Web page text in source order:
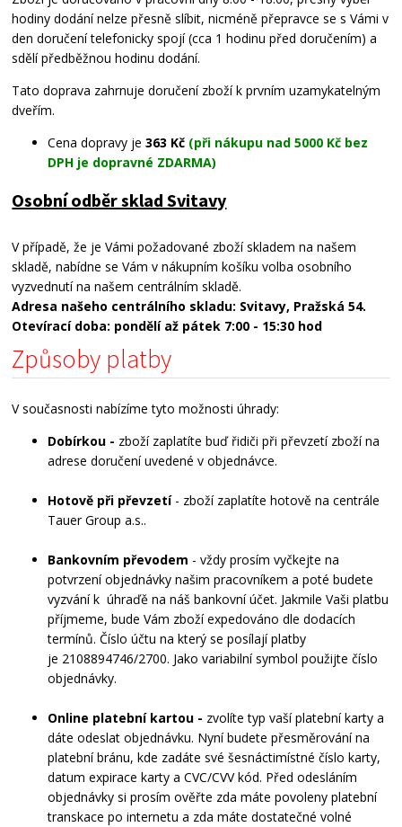
hodiny dodání nelze přesně slíbit, nicméně přepravce se s Vámi v
den doručení telefonicky spojí (cca 1 hodinu před doručením) a
sdělí předběžnou hodinu dodání.
Tato doprava zahrnuje doručení zboží k prvním uzamykatelným
dveřím.
Cena dopravy je363 Kč (při nákupu nad 5000 Kč bez
DPH je dopravné ZDARMA)
Osobní odběr sklad Svitavy
V případě, že je Vámi požadované zboží skladem na našem
skladě, nabídne se Vám v nákupním košíku volba osobního
vyzvednutí na našem centrálním skladě.
Adresa našeho centrálního skladu: Svitavy, Pražská 54.
Otevírací doba: pondělí až pátek 7:00 - 15:30 hod
Způsoby platby
V současnosti nabízíme tyto možnosti úhrady:
Dobírkou - zboží zaplatíte buď řidiči při převzetí zboží na
adrese doručení uvedené v objednávce.
Hotově při převzetí - zboží zaplatíte hotově na centrále
Tauer Group a.s..
Bankovním převodem - vždy prosím vyčkejte na
potvrzení objednávky našim pracovníkem a poté budete
vyzvání k úhraďě na náš bankovní účet. Jakmile Vaši platbu
příjmeme, bude Vám zboží expedováno dle dodacích
termínů. Číslo účtu na který se posílají platby
je 2108894746/2700. Jako variabilní symbol použijte číslo
objednávky.
Online platební kartou - zvolíte typ vaší platební karty a
dáte odeslat objednávku. Nyní budete přesměrování na
platební bránu, kde zadáte své šesnáctimístné číslo karty,
datum expirace karty a CVC/CVV kód. Před odesláním
objednávky si prosím ověřte zda máte povoleny platební
transkace po internetu a zda máte dostatečné volné